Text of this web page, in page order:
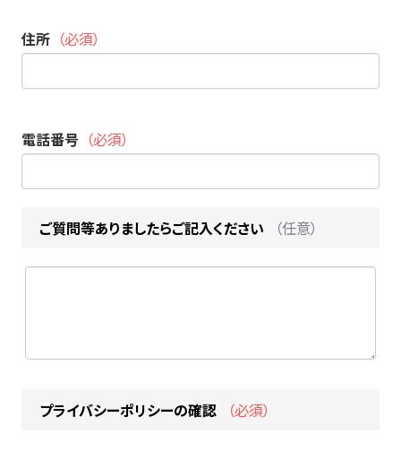
住所 （必須）
電話番号 （必須）
ご質問等ありましたらご記入ください （任意）
プライバシーポリシーの確認 （必須）